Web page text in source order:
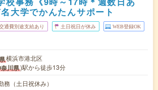
大学でかんたんサポート
通費別途支給あり 土日祝日が休み WEB登録OK
横浜市港北区
川県)駅から徒歩13分
務（土日祝休み）